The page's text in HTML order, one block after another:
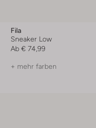
Fila
Sneaker Low
Ab € 74,99
+ mehr farben